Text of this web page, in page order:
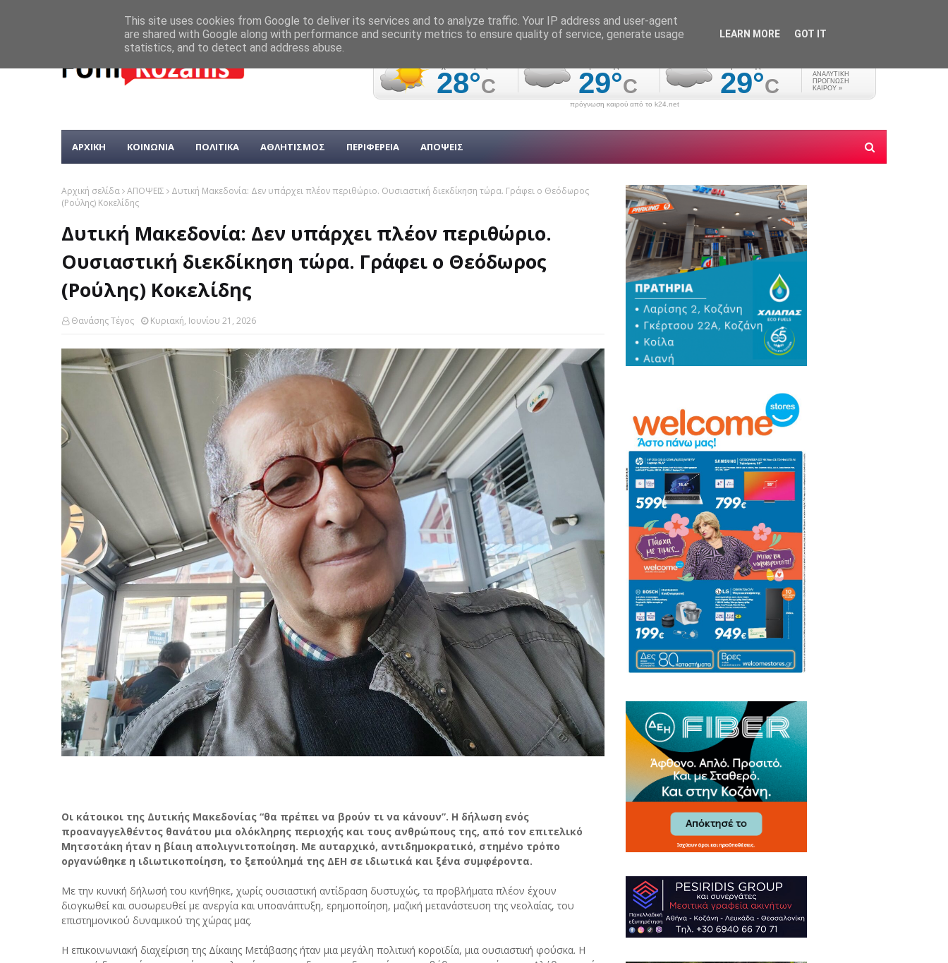
πρόγνωση καιρού από το k24.net
ΑΡΧΙΚΗ ΚΟΙΝΩΝΙΑ ΠΟΛΙΤΙΚΑ ΑΘΛΗΤΙΣΜΟΣ ΠΕΡΙΦΕΡΕΙΑ ΑΠΟΨΕΙΣ
Αρχική σελίδα ΑΠΟΨΕΙΣ
Δυτική Μακεδονία: Δεν υπάρχει πλέον περιθώριο. Ουσιαστική διεκδίκηση τώρα. Γράφει ο Θεόδωρος
(Ρούλης) Κοκελίδης
Δυτική Μακεδονία: Δεν υπάρχει πλέον περιθώριο.
Ουσιαστική διεκδίκηση τώρα. Γράφει ο Θεόδωρος
(Ρούλης) Κοκελίδης
Θανάσης Τέγος Κυριακή, Ιουνίου 21, 2026
Οι κάτοικοι της Δυτικής Μακεδονίας “θα πρέπει να βρούν τι να κάνουν”. Η δήλωση ενός
προαναγγελθέντος θανάτου μια ολόκληρης περιοχής και τους ανθρώπους της, από τον επιτελικό
Μητσοτάκη ήταν η βίαιη απολιγνιτοποίηση. Με αυταρχικό, αντιδημοκρατικό, στημένο τρόπο
οργανώθηκε η ιδιωτικοποίηση, το ξεπούλημά της ΔΕΗ σε ιδιωτικά και ξένα συμφέροντα.
Με την κυνική δήλωσή του κινήθηκε, χωρίς ουσιαστική αντίδραση δυστυχώς, τα προβλήματα πλέον έχουν
διογκωθεί και συσωρευθεί με ανεργία και υποανάπτυξη, ερημοποίηση, μαζική μετανάστευση της νεολαίας, του
επιστημονικού δυναμικού της χώρας μας.
Η επικοινωνιακή διαχείριση της Δίκαιης Μετάβασης ήταν μια μεγάλη πολιτική κοροϊδία, μια ουσιαστική φούσκα. Η
This site uses cookies from Google to deliver its services and to analyze traffic. Your IP address and user-agent
are shared with Google along with performance and security metrics to ensure quality of service, generate usage
statistics, and to detect and address abuse.
LEARN MORE GOT IT